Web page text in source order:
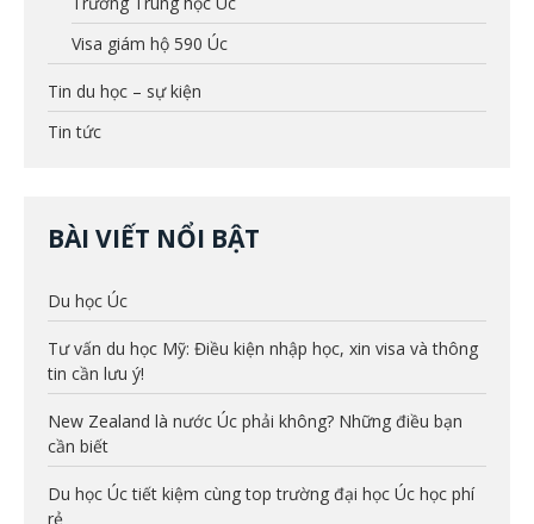
Visa giám hộ 590 Úc
Tin du học – sự kiện
Tin tức
BÀI VIẾT NỔI BẬT
Du học Úc
Tư vấn du học Mỹ: Điều kiện nhập học, xin visa và thông
tin cần lưu ý!
New Zealand là nước Úc phải không? Những điều bạn
cần biết
Du học Úc tiết kiệm cùng top trường đại học Úc học phí
rẻ